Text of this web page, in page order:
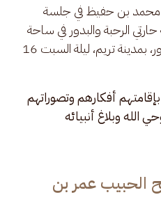
محمد بن حفيظ في جلسة
باستضافة حارتي الرحبة والبدور في ساحة
مسجد حسن بن سميط في البدور، بمدينة تريم، ليلة السبت 16
أفكارهم وتصوراتهم
الله وبلاغ أنبيائه
الحبيب عمر بن